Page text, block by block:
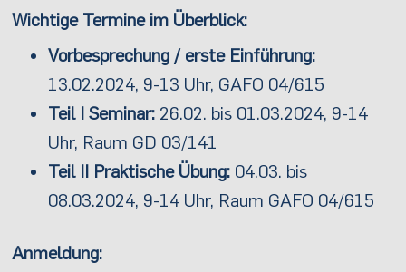
Wichtige Termine im Überblick:
Vorbesprechung / erste Einführung:
13.02.2024, 9-13 Uhr, GAFO 04/615
Teil I Seminar: 26.02. bis 01.03.2024, 9-14
Uhr, Raum GD 03/141
Teil II Praktische Übung: 04.03. bis
08.03.2024, 9-14 Uhr, Raum GAFO 04/615
Anmeldung: